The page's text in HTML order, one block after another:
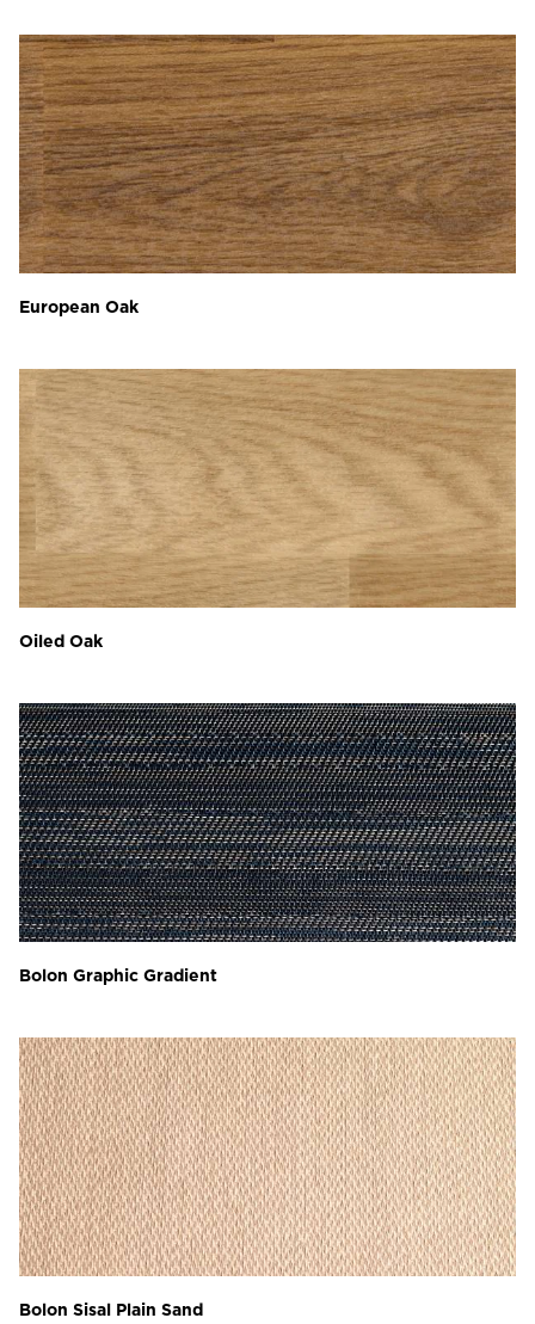
European Oak
Oiled Oak
Bolon Graphic Gradient
Bolon Sisal Plain Sand